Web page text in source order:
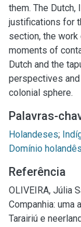
them. The Dutch,
justifications for
section, the
moments of
Dutch and the
perspectives
colonial sphere.
Palavras-
Holandeses;
Domínio
Referência
OLIVEIRA, Júlia
Companhia: uma
Tarairiú e